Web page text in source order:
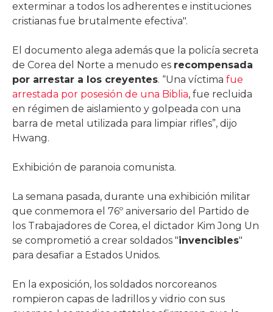
exterminar a todos los adherentes e instituciones
cristianas fue brutalmente efectiva".
El documento alega además que la policía secreta
de Corea del Norte a menudo es recompensada
por arrestar a los creyentes. “Una víctima fue
arrestada por posesión de una Biblia, fue recluida
en régimen de aislamiento y golpeada con una
barra de metal utilizada para limpiar rifles”, dijo
Hwang.
Exhibición de paranoia comunista.
La semana pasada, durante una exhibición militar
que conmemora el 76º aniversario del Partido de
los Trabajadores de Corea, el dictador Kim Jong Un
se comprometió a crear soldados "invencibles"
para desafiar a Estados Unidos.
En la exposición, los soldados norcoreanos
rompieron capas de ladrillos y vidrio con sus